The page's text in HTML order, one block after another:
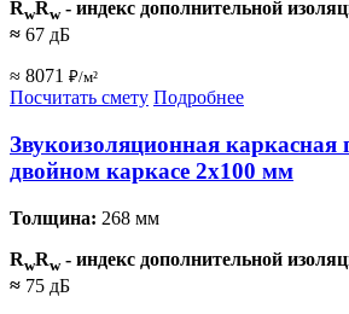
RwRw- индекс дополнительной
≈ 67 дБ
≈ 8071 ₽/м²
Посчитать смету Подробнее
Звукоизоляционная каркасная
двойном каркасе 2х100 мм
Толщина: 268 мм
RwRw- индекс дополнительной
≈ 75 дБ